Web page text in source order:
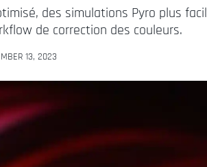
des simulations Pyro plus
de correction des couleurs.
13, 2023